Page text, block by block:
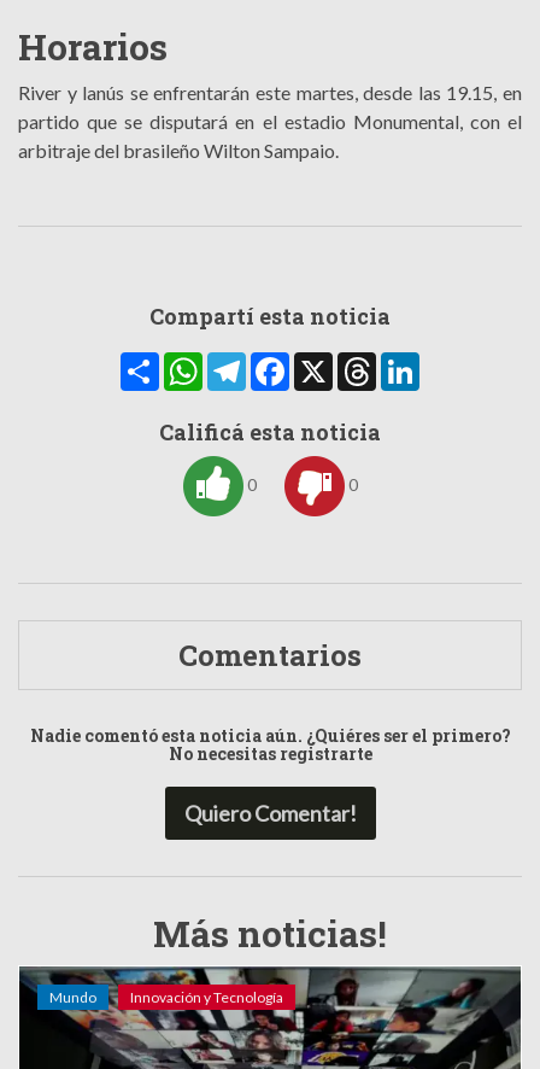
Horarios
River y lanús se enfrentarán este martes, desde las 19.15, en
partido que se disputará en el estadio Monumental, con el
arbitraje del brasileño Wilton Sampaio.
Compartí esta noticia
CompartirWhatsAppTelegramFacebook
X Threads
Calificá esta noticia
0 0
Comentarios
Nadie comentó esta noticia aún. ¿Quiéres ser el primero?
No necesitas registrarte
Quiero Comentar!
Más noticias!
Mundo Innovación y Tecnología